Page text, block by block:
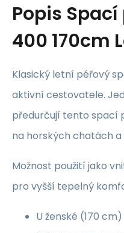
Popis Spací
400 170cm
Klasický letní péřový
aktivní cestovatele.
předurčují tento spací
na horských chatách
Možnost použití jako
pro vyšší tepelný
U ženské (170